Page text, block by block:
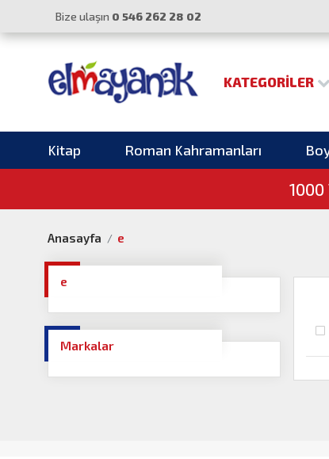
Bize ulaşın 0 546 262 28 02
KATEGORILER
Kitap Roman Kahramanları
1000
Anasayfa e
e
Markalar